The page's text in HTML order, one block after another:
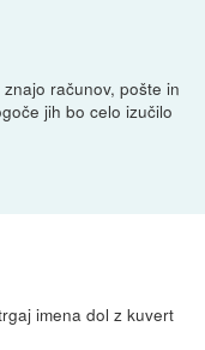
računov, pošte in
jih bo celo izučilo
imena dol z kuvert